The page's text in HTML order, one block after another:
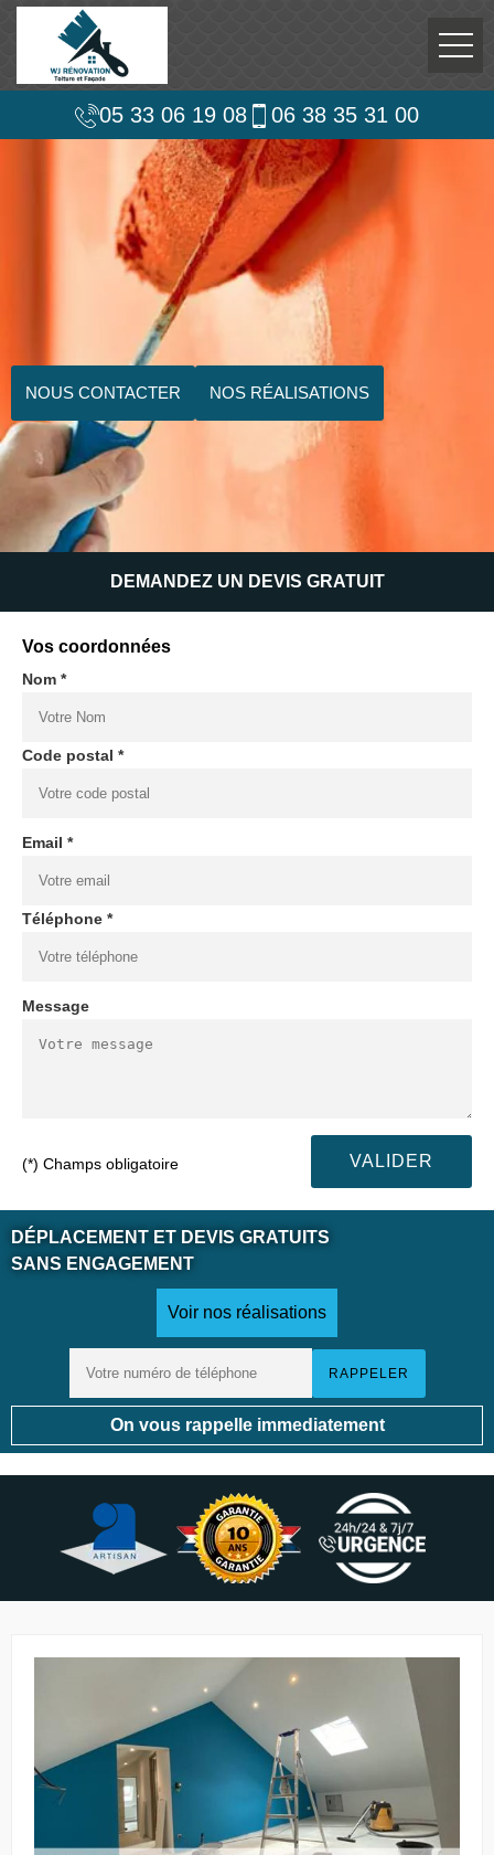
05 33 06 19 08 06 38 35 31 00
NOUS CONTACTER NOS RÉALISATIONS
DEMANDEZ UN DEVIS GRATUIT
Vos coordonnées
Nom *
Code postal *
Email *
Téléphone *
Message
(*) Champs obligatoire
DÉPLACEMENT ET DEVIS GRATUITS
SANS ENGAGEMENT
Voir nos réalisations
On vous rappelle immediatement